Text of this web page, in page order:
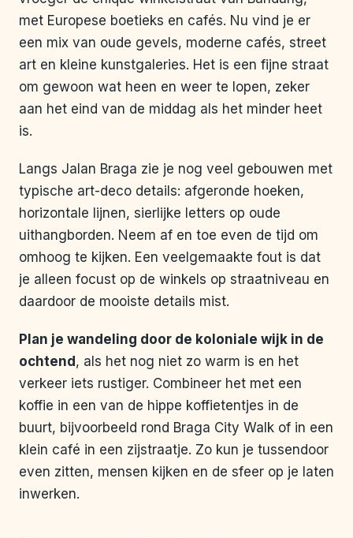
met Europese boetieks en cafés. Nu vind je er
een mix van oude gevels, moderne cafés, street
art en kleine kunstgaleries. Het is een fijne straat
om gewoon wat heen en weer te lopen, zeker
aan het eind van de middag als het minder heet
is.
Langs Jalan Braga zie je nog veel gebouwen met
typische art-deco details: afgeronde hoeken,
horizontale lijnen, sierlijke letters op oude
uithangborden. Neem af en toe even de tijd om
omhoog te kijken. Een veelgemaakte fout is dat
je alleen focust op de winkels op straatniveau en
daardoor de mooiste details mist.
Plan je wandeling door de koloniale wijk in de
ochtend , als het nog niet zo warm is en het
verkeer iets rustiger. Combineer het met een
koffie in een van de hippe koffietentjes in de
buurt, bijvoorbeeld rond Braga City Walk of in een
klein café in een zijstraatje. Zo kun je tussendoor
even zitten, mensen kijken en de sfeer op je laten
inwerken.